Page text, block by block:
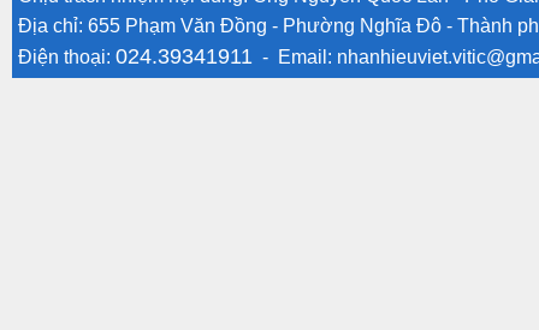
Địa chỉ: 655 Phạm Văn Đồng - Phường Nghĩa Đô - Thành
Điện thoại: 024.39341911 - Email: